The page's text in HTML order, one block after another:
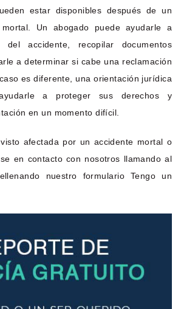
estar disponibles después de un
Un abogado puede ayudarle a
accidente, recopilar documentos
a determinar si cabe una reclamación
es diferente, una orientación jurídica
a proteger sus derechos y
en un momento difícil.
afectada por un accidente mortal o
en contacto con nosotros llamando al
nuestro formulario Tengo un